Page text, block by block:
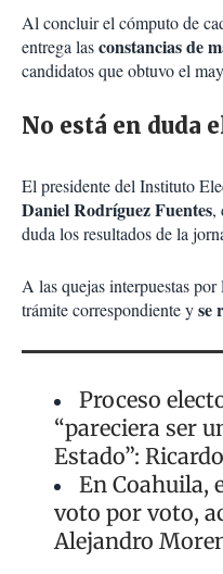
Al concluir el cómputo de
entrega lasconstancias de
candidatos que obtuvo el
No está en duda
El presidente del Instituto
Daniel Rodríguez Fuentes,
duda los resultados de la
A las quejas interpuestas
trámite correspondiente yse
Proceso
“pareciera ser
Estado”:
En Coahuila,
voto por voto,
Alejandro